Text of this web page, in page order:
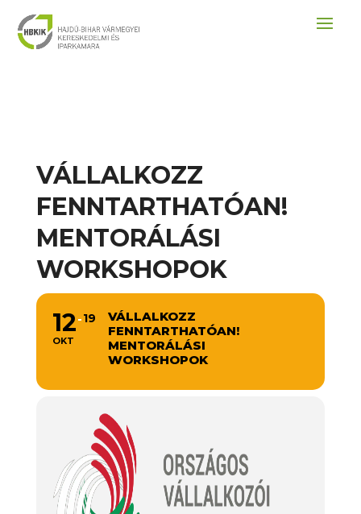
VÁLLALKOZZ
FENNTARTHATÓAN!
MENTORÁLÁSI
WORKSHOPOK
12
OKT
19
VÁLLALKOZZ
FENNTARTHATÓAN!
MENTORÁLÁSI
WORKSHOPOK